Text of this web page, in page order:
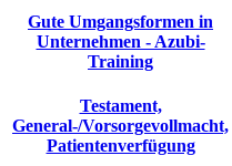
Gute Umgangsformen in
Unternehmen - Azubi-
Training
Testament,
General-/Vorsorgevollmacht,
Patientenverfügung